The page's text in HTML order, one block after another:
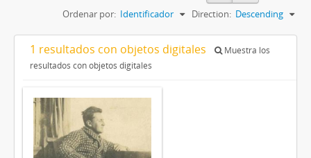
Ordenar por: Identificador Direction: Descending
1 resultados con objetos digitales
Muestra los
resultados con objetos digitales